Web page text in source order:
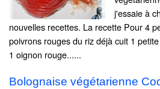
j'essaie à
nouvelles recettes. La recette Pour 4
poivrons rouges du riz déjà cuit 1
1 oignon rouge......
Bolognaise végétarienne